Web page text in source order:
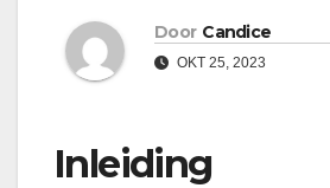
Door Candice
OKT 25, 2023
Inleiding